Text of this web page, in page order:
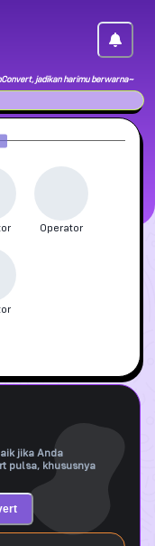
jadikan harimu berwarna~
Operator
jika Anda
pulsa, khususnya